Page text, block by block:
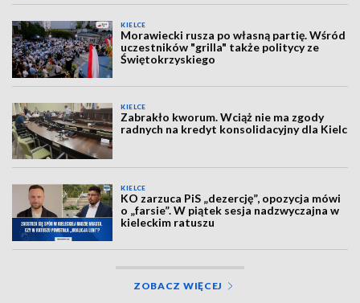
KIELCE
Morawiecki rusza po własną partię. Wśród
uczestników "grilla" także politycy ze
Świętokrzyskiego
KIELCE
Zabrakło kworum. Wciąż nie ma zgody
radnych na kredyt konsolidacyjny dla Kielc
KIELCE
KO zarzuca PiS „dezercję”, opozycja mówi
o „farsie”. W piątek sesja nadzwyczajna w
kieleckim ratuszu
ZOBACZ WIĘCEJ